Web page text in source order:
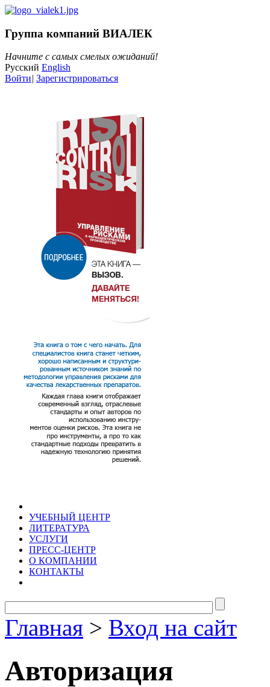
Группа компаний ВИАЛЕК
Начните с самых смелых ожиданий!
Русский English
Войти| Зарегистрироваться
УЧЕБНЫЙ ЦЕНТР
ЛИТЕРАТУРА
УСЛУГИ
ПРЕСС-ЦЕНТР
О КОМПАНИИ
КОНТАКТЫ
Главная > Вход на сайт
Авторизация